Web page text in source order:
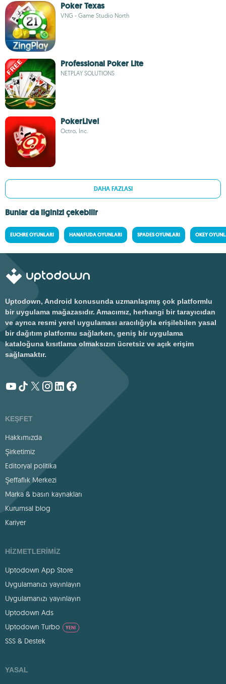
Poker Texas
VNG - Game Studio North
Professional Poker Lite
NETPLAY SOLUTIONS
PokerLive!
Octro, Inc.
DAHA FAZLASI
Bunlar da ilginizi çekebilir
EUCHRE OYUNLARI HANAFUDA OYUNLARI SPADES OYUNLARI OKEY
Uptodown, Android konusunda uzmanlaşmış çok platformlu
bir uygulama mağazasıdır. Amacımız, herhangi bir tarayıcıdan
ve ayrıca resmi yerel uygulaması aracılığıyla erişilebilen yasal
bir dağıtım platformu sağlarken, geniş bir uygulama
kataloğuna kısıtlama olmaksızın ücretsiz ve açık erişim
sağlamaktır.
KEŞFET
Hakkımızda
Şirketimiz
Editoryal politika
Şeffaflık Merkezi
Marka & basın kaynakları
Kurumsal blog
Kariyer
HIZMETLERIMIZ
Uptodown App Store
Uygulamanızı yayınlayın
Uygulamanızı yayınlayın
Uptodown Ads
Uptodown Turbo
YENI
SSS & Destek
YASAL